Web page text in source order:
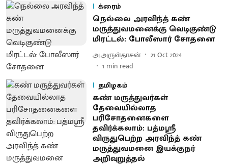
க்ரைம்
நெல்லை அரவிந்த் கண்
மருத்துவமனைக்கு வெடிகுண்டு
மிரட்டல்: போலீஸார் சோதனை
அ.அருள்தாசன்
21 Oct 2024
1 min read
தமிழகம்
கண் மருத்துவர்கள்
தேவையில்லாத
பரிசோதனைகளை
தவிர்க்கலாம்: பத்மஸ்ரீ
விருதுபெற்ற அரவிந்த் கண்
மருத்துவமனை இயக்குநர்
அறிவுறுத்தல்